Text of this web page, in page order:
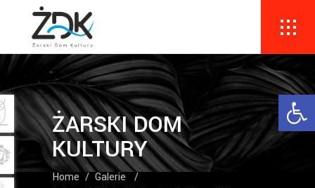
ŻARSKI DOM
KULTURY
Home/Galerie/